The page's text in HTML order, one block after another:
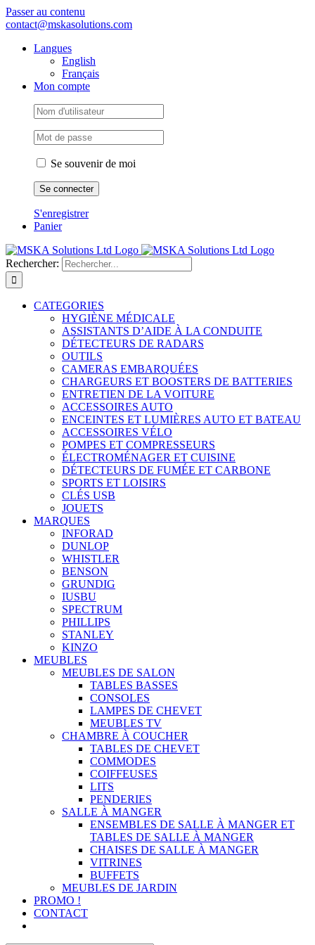
Passer au contenu
contact@mskasolutions.com
Langues
English
Français
Mon compte
Se souvenir de moi
S'enregistrer
Panier
Rechercher:
CATEGORIES
HYGIÈNE MÉDICALE
ASSISTANTS D’AIDE À LA CONDUITE
DÉTECTEURS DE RADARS
OUTILS
CAMERAS EMBARQUÉES
CHARGEURS ET BOOSTERS DE BATTERIES
ENTRETIEN DE LA VOITURE
ACCESSOIRES AUTO
ENCEINTES ET LUMIÈRES AUTO ET BATEAU
ACCESSOIRES VÉLO
POMPES ET COMPRESSEURS
ÉLECTROMÉNAGER ET CUISINE
DÉTECTEURS DE FUMÉE ET CARBONE
SPORTS ET LOISIRS
CLÉS USB
JOUETS
MARQUES
INFORAD
DUNLOP
WHISTLER
BENSON
GRUNDIG
IUSBU
SPECTRUM
PHILLIPS
STANLEY
KINZO
MEUBLES
MEUBLES DE SALON
TABLES BASSES
CONSOLES
LAMPES DE CHEVET
MEUBLES TV
CHAMBRE À COUCHER
TABLES DE CHEVET
COMMODES
COIFFEUSES
LITS
PENDERIES
SALLE À MANGER
ENSEMBLES DE SALLE À MANGER ET
TABLES DE SALLE À MANGER
CHAISES DE SALLE À MANGER
VITRINES
BUFFETS
MEUBLES DE JARDIN
PROMO !
CONTACT